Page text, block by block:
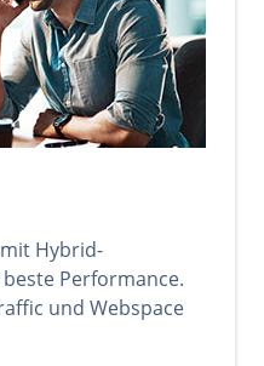
Hybrid-
Performance.
und Webspace